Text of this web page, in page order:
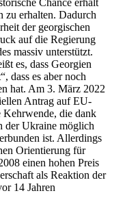
Chance erhält
zu erhalten. Dadurch
der georgi­schen
auf die Regierung
massiv unter­stützt.
es, dass Georgien
dass es aber noch
hat. Am 3. März 2022
Antrag auf EU-
Kehrwende, die dank
der Ukraine möglich
ist. Aller­dings
Orien­tierung für
einen hohen Preis
als Reaktion der
14 Jahren